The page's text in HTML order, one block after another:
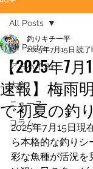
All Posts
アドバイス
大会
ニュース
コラム
All Posts
【2025年7
速報】梅雨
で初夏の釣
釣りキチ一平
2025年7月15日 読了
2025年7月15日現
ら本格的な釣りシ
彩な魚種が活況を